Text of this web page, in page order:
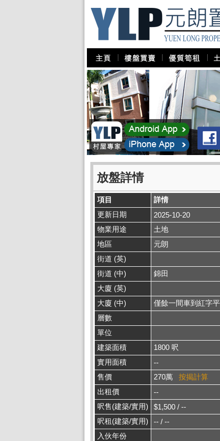
放盤詳情
項目
詳情
更新日期
2025-10-20
物業用途
土地
地區
元朗
街道 (英)
街道 (中)
錦田
大廈 (英)
大廈 (中)
僅餘一間車到紅字
層數
單位
建築面積
1800 呎
實用面積
--
售價
270萬 按揭計算
出租價
--
呎售(建築/實用)
$1,500 / --
呎租(建築/實用)
-- / --
入伙年份